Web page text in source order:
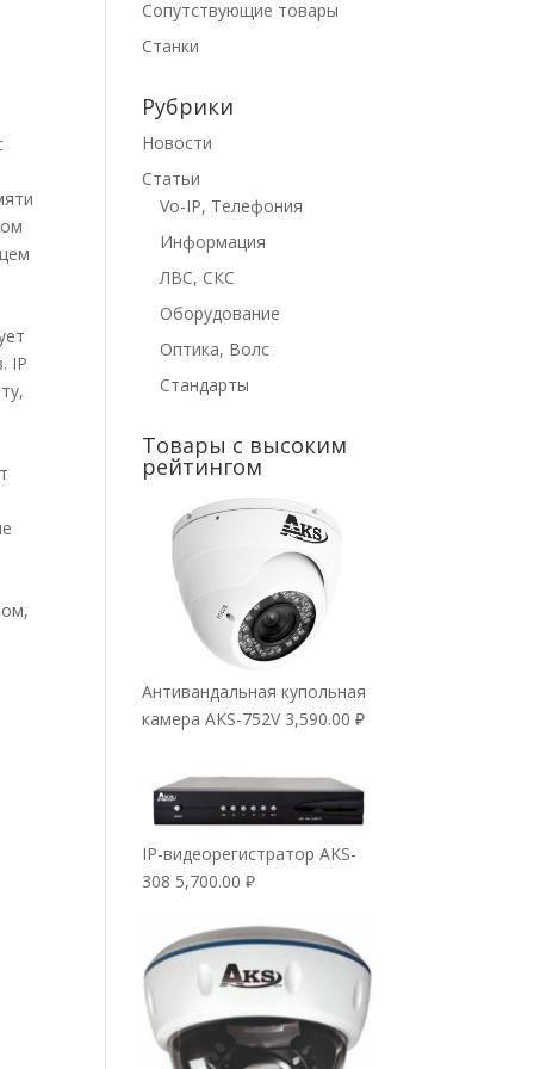
IP
Сопутствующие товары
Станки
Рубрики
Новости
Статьи
Vo-IP, Телефония
Информация
ЛВС, СКС
Оборудование
Оптика, Волс
Стандарты
Товары с высоким
рейтингом
Антивандальная купольная
камера AKS-752V 3,590.00₽
IP-видеорегистратор AKS-
308 5,700.00₽